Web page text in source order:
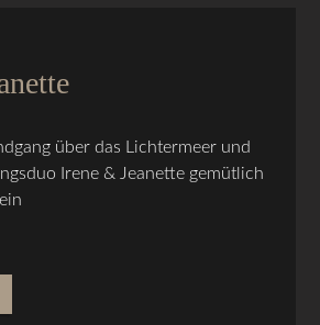
über das Lichtermeer und
Irene & Jeanette gemütlich